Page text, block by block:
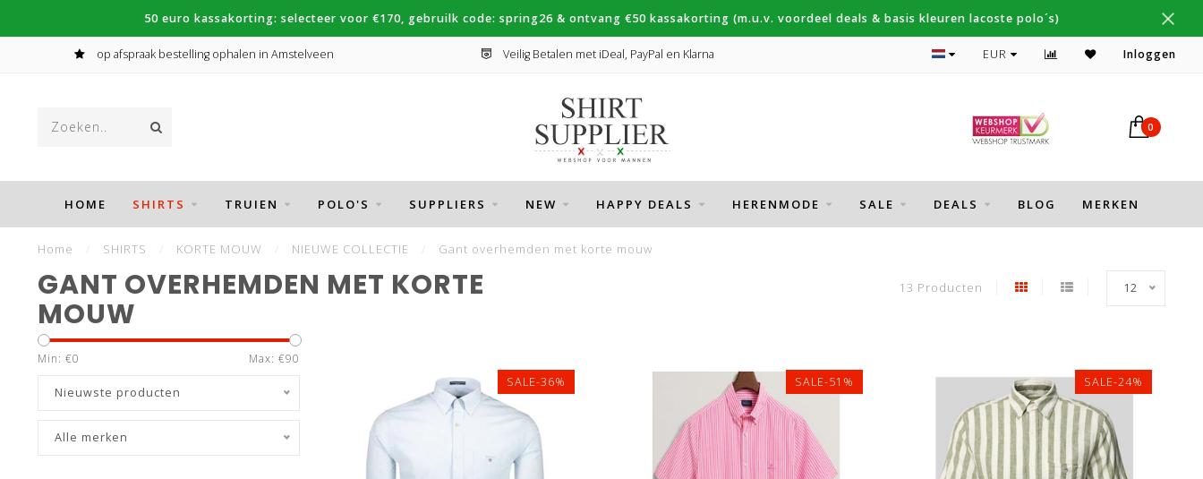
50 euro kassakorting: selecteer voor €170, gebruilk code: spring26 & ontvang €50 kassakorting (m.u.v. voordeel deals & basis kleuren lacoste polo´s)
op afspraak bestelling ophalen in Amstelveen Veilig Betalen met iDeal, PayPal en Klarna Topmerken Thomas Maine, Cavallaro, Desoto
EUR Inloggen
0
HOME SHIRTS TRUIEN POLO'S SUPPLIERS NEW HAPPY DEALS HERENMODE SALE DEALS BLOG MERKEN
Home SHIRTS KORTE MOUW NIEUWE COLLECTIE Gant overhemden met korte mouw
GANT OVERHEMDEN MET KORTE
MOUW
13 Producten 12
Min: €0 Max: €90
Nieuwste producten
Alle merken
SALE-36% SALE-51% SALE-24%